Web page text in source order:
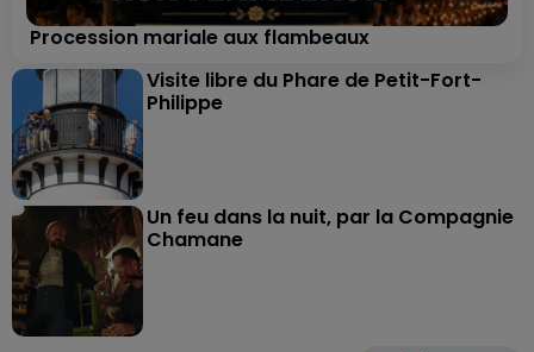
Procession mariale aux flambeaux
Visite libre du Phare de Petit-Fort-
Philippe
Un feu dans la nuit, par la Compagnie
Chamane